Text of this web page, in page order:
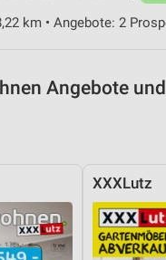
km • Angebote: 2
Angebote
XXXLutz